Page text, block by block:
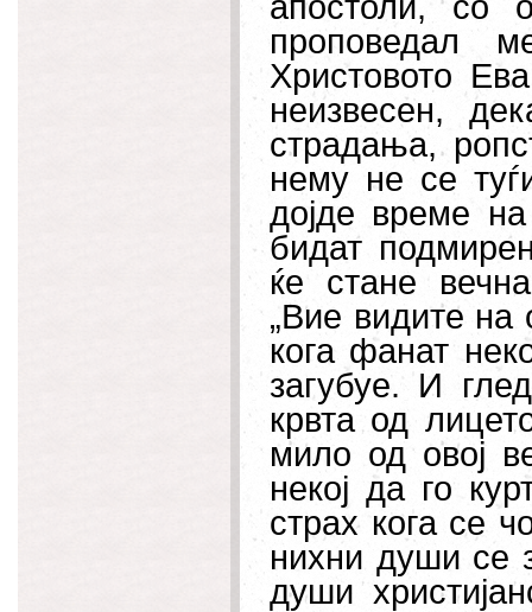
проповедал
Христовото
неизвесен,
страдања,
нему не се
дојде време
бидат
ќе стане
„Вие видите на
кога фанат
загубуе. И
крвта од
мило од овој
некој да го
страх кога се
нихни души се
души